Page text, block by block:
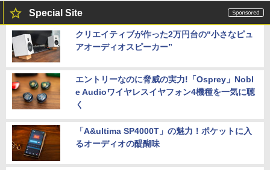
Special Site
クリエイティブが作った2万円台の“小さなピュ
アオーディオスピーカー”
エントリーなのに脅威の実力!「Osprey」Nobl
e Audioワイヤレスイヤフォン4機種を一気に聴
く
「A&ultima SP4000T」の魅力！ポケットに入
るオーディオの醍醐味